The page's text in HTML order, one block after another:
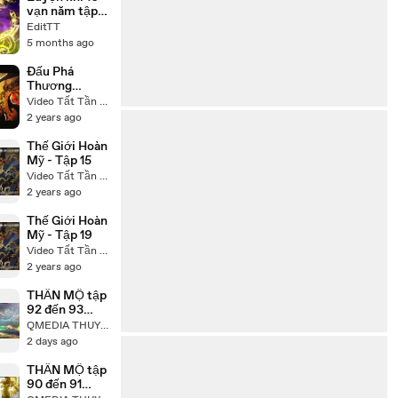
vạn năm tập
321-325
thuyết minh
EditTT
5 months ago
Đấu Phá
Thương
Khung Phần 5
Tập 94
Video Tất Tần Tật
2 years ago
Thế Giới Hoàn
Mỹ - Tập 15
Video Tất Tần Tật
2 years ago
Thế Giới Hoàn
Mỹ - Tập 19
Video Tất Tần Tật
2 years ago
THẦN MỘ tập
92 đến 93
Thuyết minh
QMEDIA
QMEDIA THUYẾT MINH
2 days ago
THẦN MỘ tập
90 đến 91